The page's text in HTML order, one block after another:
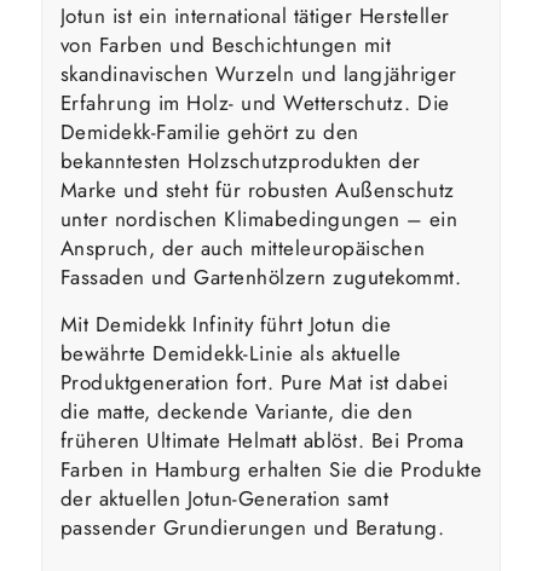
Jotun ist ein international tätiger Hersteller
von Farben und Beschichtungen mit
skandinavischen Wurzeln und langjähriger
Erfahrung im Holz- und Wetterschutz. Die
Demidekk-Familie gehört zu den
bekanntesten Holzschutzprodukten der
Marke und steht für robusten Außenschutz
unter nordischen Klimabedingungen – ein
Anspruch, der auch mitteleuropäischen
Fassaden und Gartenhölzern zugutekommt.
Mit Demidekk Infinity führt Jotun die
bewährte Demidekk-Linie als aktuelle
Produktgeneration fort. Pure Mat ist dabei
die matte, deckende Variante, die den
früheren Ultimate Helmatt ablöst. Bei Proma
Farben in Hamburg erhalten Sie die Produkte
der aktuellen Jotun-Generation samt
passender Grundierungen und Beratung.